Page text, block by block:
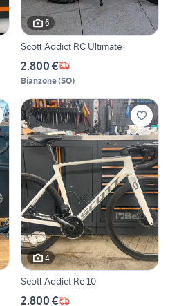
6
Scott Addict RC Ultimate
2.800 €
Bianzone(SO)
4
Scott Addict Rc 10
2.800 €